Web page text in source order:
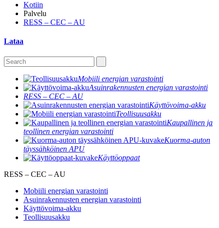
Kotiin
Palvelu
RESS – CEC – AU
Lataa
Mobiili energian varastointi
Asuinrakennusten energian varastointi
RESS – CEC – AU
Käyttövoima-akku
Teollisuusakku
Kaupallinen ja
teollinen energian varastointi
Kuorma-auton
täyssähköinen APU
Käyttöoppaat
RESS – CEC – AU
Mobiili energian varastointi
Asuinrakennusten energian varastointi
Käyttövoima-akku
Teollisuusakku